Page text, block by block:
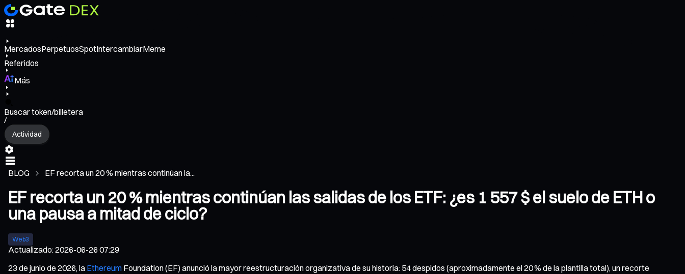
MercadosPerpetuosSpotIntercambiarMeme
Referidos
Más
Buscar token/billetera
/
Actividad
BLOG EF recorta un 20 % mientras continúan la...
EF recorta un 20 % mientras continúan las salidas de los ETF: ¿es 1 557 $ el suelo de ETH o
una pausa a mitad de ciclo?
Web3
Actualizado:2026-06-26 07:29
23 de junio de 2026, la Ethereum Foundation (EF) anunció la mayor reestructuración organizativa de su historia: 54 despidos (aproximadamente el 20 % de la plantilla total), un recorte